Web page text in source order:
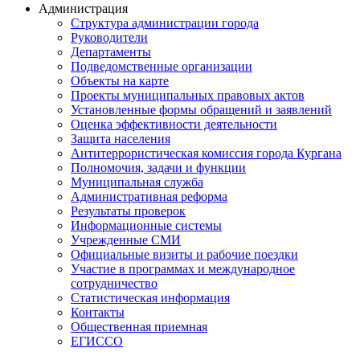
Администрация
Структура администрации города
Руководители
Департаменты
Подведомственные организации
Объекты на карте
Проекты муниципальных правовых актов
Установленные формы обращений и заявлений
Оценка эффективности деятельности
Защита населения
Антитеррористическая комиссия города Кургана
Полномочия, задачи и функции
Муниципальная служба
Административная реформа
Результаты проверок
Информационные системы
Учрежденные СМИ
Официальные визиты и рабочие поездки
Участие в программах и международное
сотрудничество
Статистическая информация
Контакты
Общественная приемная
ЕГИССО